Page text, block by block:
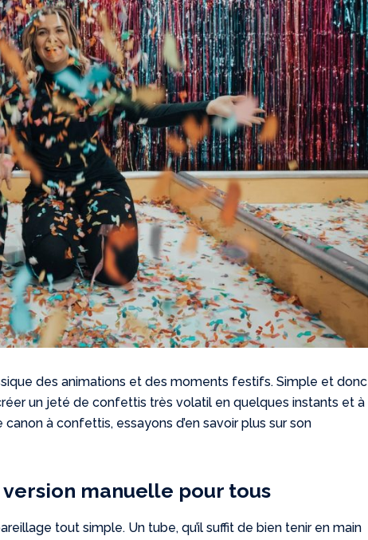
des animations et des moments festifs. Simple et donc
un jeté de confettis très volatil en quelques instants et à
à confettis, essayons d’en savoir plus sur son
manuelle pour tous
tout simple. Un tube, qu’il suffit de bien tenir en main